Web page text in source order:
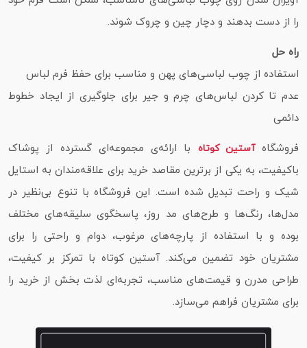
را از دست بدهند و دچار چین و چروک شوند.
راه‌ حل
استفاده از چوب‌ لباسی‌های پهن و مناسب برای حفظ فرم لباس
عدم تا کردن لباس‌های چرم و جیر برای جلوگیری از ایجاد خطوط
دائمی
فروشگاهآستین کوتاه با ارائه‌ی مجموعه‌ای گسترده از پوشاک
باکیفیت، به یکی از برترین مقاصد خرید برای علاقه‌مندان به استایل
شیک و راحت تبدیل شده است. این فروشگاه با تنوع بی‌نظیر در
مدل‌ها، رنگ‌ها و طرح‌های مد روز، پاسخگوی سلیقه‌های مختلف
بوده و با استفاده از پارچه‌های مرغوب، دوام و راحتی را برای
مشتریان خود تضمین می‌کند. آستین کوتاه با تمرکز بر کیفیت،
طراحی مدرن و قیمت‌های مناسب، تجربه‌ای لذت‌ بخش از خرید را
برای مشتریان فراهم می‌سازد.